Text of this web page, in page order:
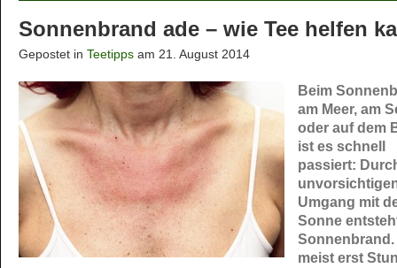
Sonnenbrand ade – wie Tee helfen
Gepostet in Teetipps am 21. August 2014
Beim
am Meer, am
oder auf dem
ist es schnell
passiert:
Umgang mit
Sonne
Sonnenbrand.
meist erst